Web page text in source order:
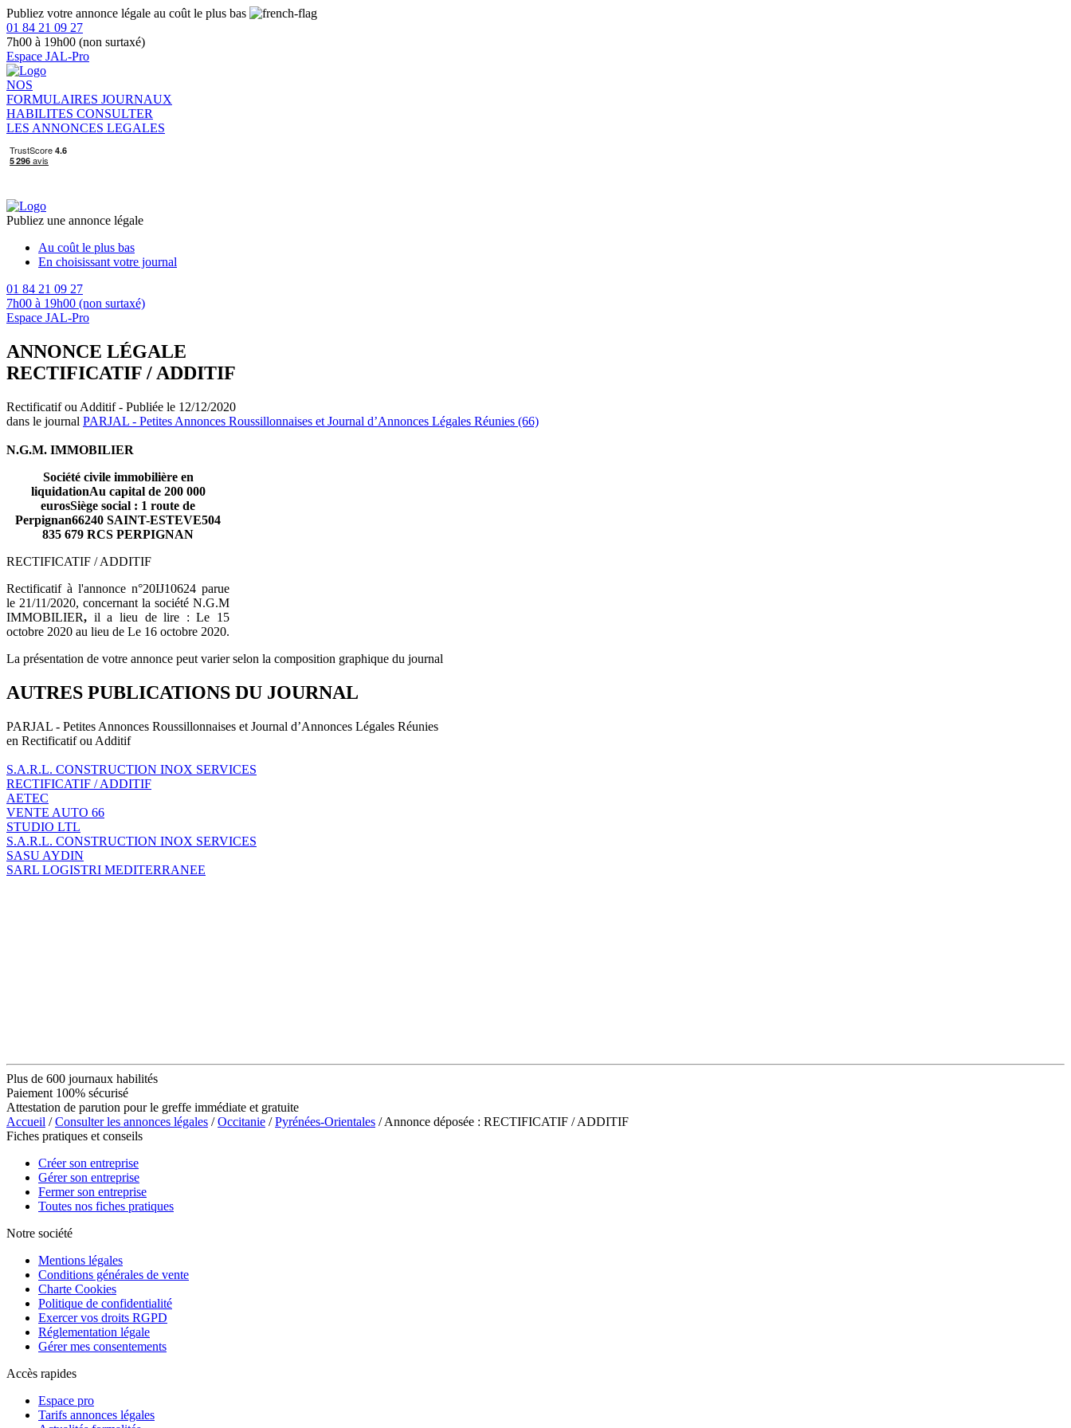
Publiez votre annonce légale au coût le plus bas
01 84 21 09 27
7h00 à 19h00 (non surtaxé)
Espace JAL-Pro
NOS
FORMULAIRES JOURNAUX
HABILITES CONSULTER
LES ANNONCES LEGALES
Publiez une annonce légale
Au coût le plus bas
En choisissant votre journal
01 84 21 09 27
7h00 à 19h00 (non surtaxé)
Espace JAL-Pro
ANNONCE LÉGALE
RECTIFICATIF / ADDITIF
Rectificatif ou Additif - Publiée le 12/12/2020
dans le journal PARJAL - Petites Annonces Roussillonnaises et Journal d’Annonces Légales Réunies (66)
N.G.M. IMMOBILIER
Société civile immobilière en
liquidationAu capital de 200 000
eurosSiège social : 1 route de
Perpignan66240 SAINT-ESTEVE504
835 679 RCS PERPIGNAN
RECTIFICATIF / ADDITIF
Rectificatif à l'annonce n°20IJ10624 parue
le 21/11/2020, concernant la société N.G.M
IMMOBILIER, il a lieu de lire : Le 15
octobre 2020 au lieu de Le 16 octobre 2020.
La présentation de votre annonce peut varier selon la composition graphique du journal
AUTRES PUBLICATIONS DU JOURNAL
PARJAL - Petites Annonces Roussillonnaises et Journal d’Annonces Légales Réunies
en Rectificatif ou Additif
S.A.R.L. CONSTRUCTION INOX SERVICES
RECTIFICATIF / ADDITIF
AETEC
VENTE AUTO 66
STUDIO LTL
S.A.R.L. CONSTRUCTION INOX SERVICES
SASU AYDIN
SARL LOGISTRI MEDITERRANEE
Plus de 600 journaux habilités
Paiement 100% sécurisé
Attestation de parution pour le greffe immédiate et gratuite
Accueil /Consulter les annonces légales /Occitanie /Pyrénées-Orientales / Annonce déposée : RECTIFICATIF / ADDITIF
Fiches pratiques et conseils
Créer son entreprise
Gérer son entreprise
Fermer son entreprise
Toutes nos fiches pratiques
Notre société
Mentions légales
Conditions générales de vente
Charte Cookies
Politique de confidentialité
Exercer vos droits RGPD
Réglementation légale
Gérer mes consentements
Accès rapides
Espace pro
Tarifs annonces légales